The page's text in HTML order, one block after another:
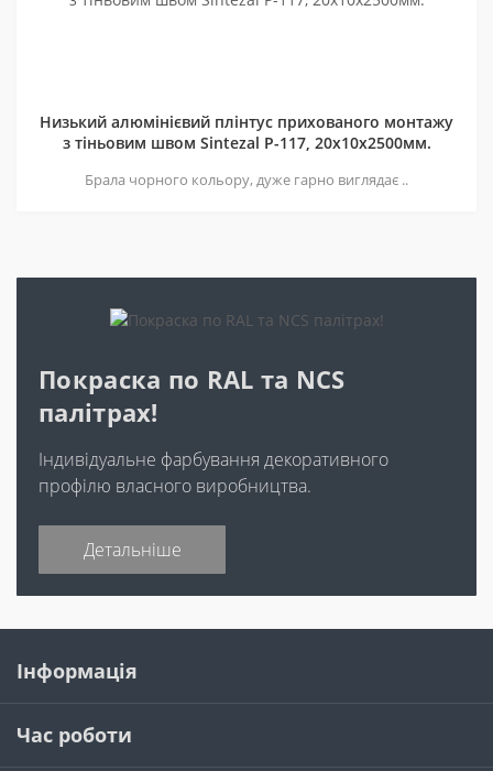
Низький алюмінієвий плінтус прихованого монтажу
з тіньовим швом Sintezal P-117, 20х10х2500мм.
Брала чорного кольору, дуже гарно виглядає ..
Покраска по RAL та NCS
палітрах!
Індивідуальне фарбування декоративного
профілю власного виробництва.
Детальніше
Інформація
Час роботи